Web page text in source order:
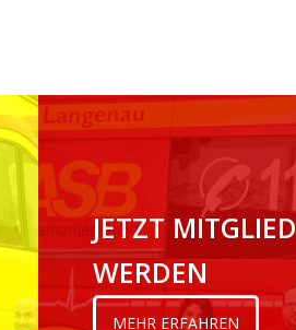
JETZT MITGLIED
WERDEN
MEHR ERFAHREN